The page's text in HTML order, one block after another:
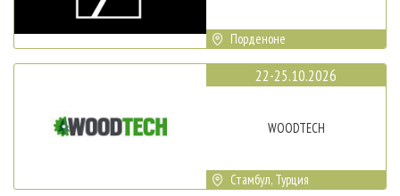
Порденоне
22-25.10.2026
WOODTECH
Стамбул, Турция